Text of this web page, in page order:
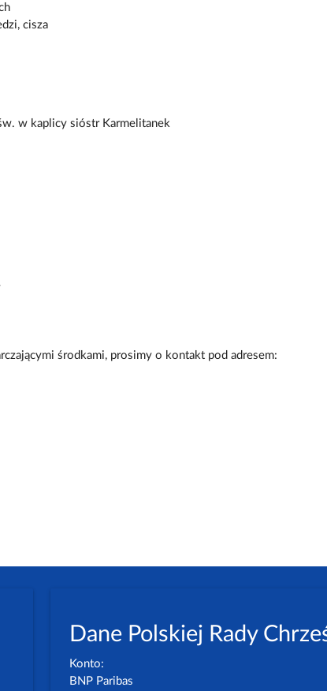
cisza
w kaplicy sióstr Karmelitanek
środkami, prosimy o kontakt pod adresem:
Dane Polskiej Rady
Konto:
BNP Paribas